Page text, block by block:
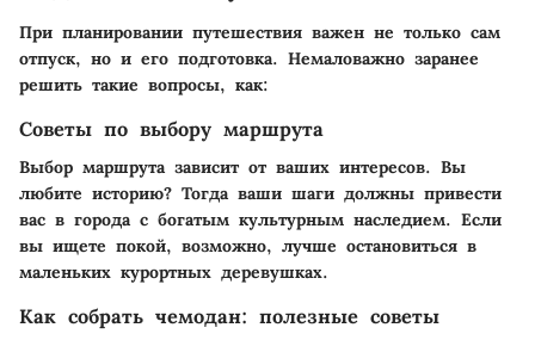
При планировании путешествия важен не только сам
отпуск, но и его подготовка. Немаловажно заранее
решить такие вопросы, как:
Советы по выбору маршрута
Выбор маршрута зависит от ваших интересов. Вы
любите историю? Тогда ваши шаги должны привести
вас в города с богатым культурным наследием. Если
вы ищете покой, возможно, лучше остановиться в
маленьких курортных деревушках.
Как собрать чемодан: полезные советы